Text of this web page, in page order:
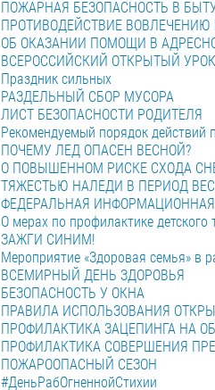
ПОЖАРНАЯ БЕЗОПАСНОСТЬ В
ПРОТИВОДЕЙСТВИЕ
ОБ ОКАЗАНИИ ПОМОЩИ В
ВСЕРОССИЙСКИЙ ОТКРЫТЫЙ
Праздник сильных
РАЗДЕЛЬНЫЙ СБОР МУСОРА
ЛИСТ БЕЗОПАСНОСТИ РОДИТЕЛЯ
Рекомендуемый порядок действий
ПОЧЕМУ ЛЕД ОПАСЕН ВЕСНОЙ?
О ПОВЫШЕННОМ РИСКЕ СХОДА
ТЯЖЕСТЬЮ НАЛЕДИ В ПЕРИОД
ФЕДЕРАЛЬНАЯ
О мерах по профилактике
ЗАЖГИ СИНИМ!
Мероприятие «Здоровая семья» в
ВСЕМИРНЫЙ ДЕНЬ ЗДОРОВЬЯ
БЕЗОПАСНОСТЬ У ОКНА
ПРАВИЛА ИСПОЛЬЗОВАНИЯ
ПРОФИЛАКТИКА ЗАЦЕПИНГА НА
ПРОФИЛАКТИКА СОВЕРШЕНИЯ
ПОЖАРООПАСНЫЙ СЕЗОН
#ДеньРабОгненнойСтихии